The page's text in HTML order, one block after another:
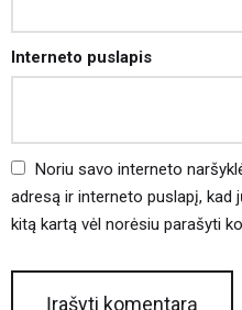
Interneto puslapis
Noriu savo interneto
adresą ir interneto puslapį, kad
kitą kartą vėl norėsiu parašyti